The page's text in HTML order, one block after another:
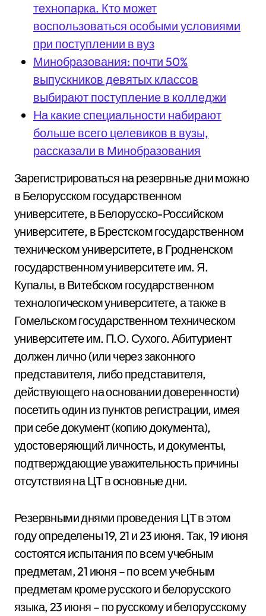
технопарка. Кто может
воспользоваться особыми условиями
при поступлении в вуз
Минобразования: почти 50%
выпускников девятых классов
выбирают поступление в колледжи
На какие специальности набирают
больше всего целевиков в вузы,
рассказали в Минобразования
Зарегистрироваться на резервные дни можно
в Белорусском государственном
университете, в Белорусско-Российском
университете, в Брестском государственном
техническом университете, в Гродненском
государственном университете им. Я.
Купалы, в Витебском государственном
технологическом университете, а также в
Гомельском государственном техническом
университете им. П.О. Сухого. Абитуриент
должен лично (или через законного
представителя, либо представителя,
действующего на основании доверенности)
посетить один из пунктов регистрации, имея
при себе документ (копию документа),
удостоверяющий личность, и документы,
подтверждающие уважительность причины
отсутствия на ЦТ в основные дни.
Резервными днями проведения ЦТ в этом
году определены 19, 21 и 23 июня. Так, 19 июня
состоятся испытания по всем учебным
предметам, 21 июня – по всем учебным
предметам кроме русского и белорусского
языка, 23 июня – по русскому и белорусскому